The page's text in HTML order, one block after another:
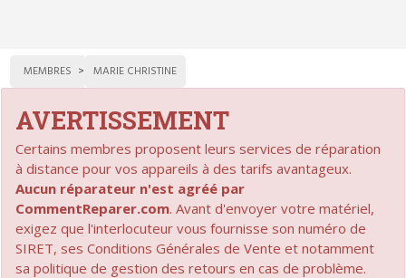
MEMBRES MARIE CHRISTINE
AVERTISSEMENT
Certains membres proposent leurs services de réparation
à distance pour vos appareils à des tarifs avantageux.
Aucun réparateur n'est agréé par
CommentReparer.com. Avant d'envoyer votre matériel,
exigez que l'interlocuteur vous fournisse son numéro de
SIRET, ses Conditions Générales de Vente et notamment
sa politique de gestion des retours en cas de problème.